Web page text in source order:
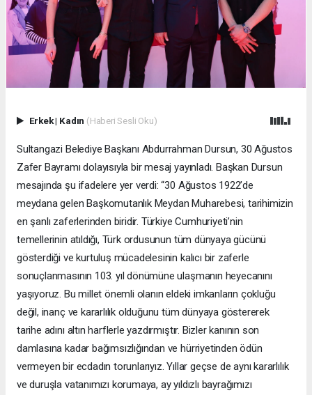
Erkek| Kadın (Haberi Sesli Oku)
Sultangazi Belediye Başkanı Abdurrahman Dursun, 30 Ağustos
Zafer Bayramı dolayısıyla bir mesaj yayınladı. Başkan Dursun
mesajında şu ifadelere yer verdi: “30 Ağustos 1922’de
meydana gelen Başkomutanlık Meydan Muharebesi, tarihimizin
en şanlı zaferlerinden biridir. Türkiye Cumhuriyeti’nin
temellerinin atıldığı, Türk ordusunun tüm dünyaya gücünü
gösterdiği ve kurtuluş mücadelesinin kalıcı bir zaferle
sonuçlanmasının 103. yıl dönümüne ulaşmanın heyecanını
yaşıyoruz. Bu millet önemli olanın eldeki imkanların çokluğu
değil, inanç ve kararlılık olduğunu tüm dünyaya göstererek
tarihe adını altın harflerle yazdırmıştır. Bizler kanının son
damlasına kadar bağımsızlığından ve hürriyetinden ödün
vermeyen bir ecdadın torunlarıyız. Yıllar geçse de aynı kararlılık
ve duruşla vatanımızı korumaya, ay yıldızlı bayrağımızı